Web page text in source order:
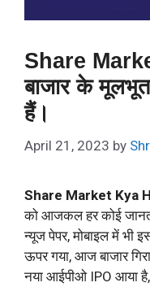
Share
बाजार के
हैं।
April 21, 2023 by
Share Market Kya
को आजकल हर कोई
न्यूज पेपर, मोबाइल में भी
ऊपर गया, आज बाजार
नया आईपीओ IPO आया